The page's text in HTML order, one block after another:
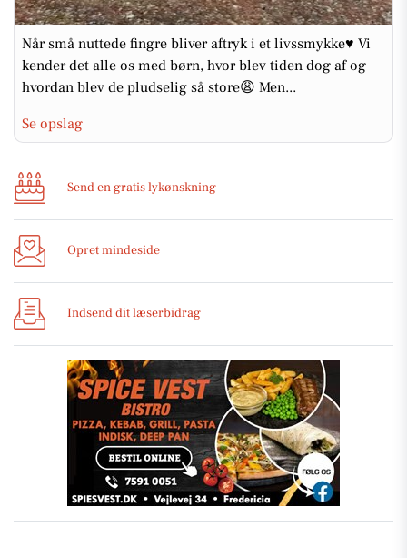
Når små nuttede fingre bliver aftryk i et livssmykke♥️ Vi
kender det alle os med børn, hvor blev tiden dog af og
hvordan blev de pludselig så store😩 Men...
Se opslag
Send en gratis lykønskning
Opret mindeside
Indsend dit læserbidrag